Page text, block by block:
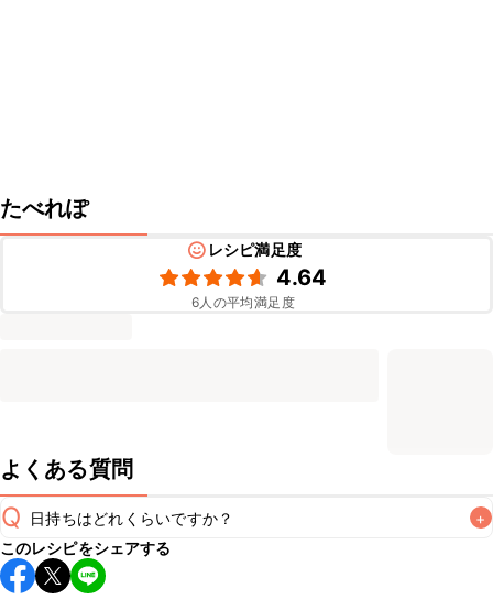
たべれぽ
レシピ満足度
4.64
6人の平均満足度
よくある質問
Q 日持ちはどれくらいですか？ +
保存期間は冷蔵で当日中が目安です。なるべくお早めにお召
し上がりください。
このレシピをシェアする